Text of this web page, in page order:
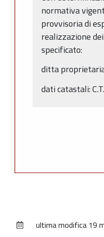
normativa
provvisoria di
realizzazione
specificato:
ditta
dati catastali:
documentoultima modifica 19